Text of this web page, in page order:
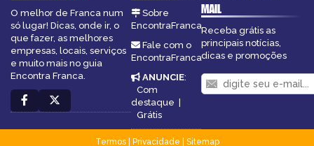
O melhor de Franca num
só lugar! Dicas, onde ir, o
que fazer, as melhores
empresas, locais, serviços
e muito mais no guia
Encontra Franca.
Sobre
EncontraFranca
Fale com o
EncontraFranca
ANUNCIE:
Com
destaque
Grátis
MAIL
Receba grátis as
principais notícias,
dicas e promoções
Termos| Privacidade
Sitemap